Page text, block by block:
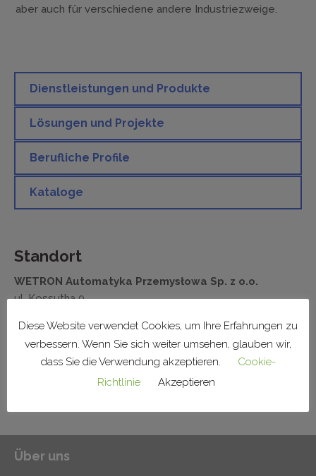
aber auch für verschiedene andere Industriezweige.
Dienstleistungen und Produkte
Lösungen und Projekte
Berufliche Profile
Kataloge
Standort
WETRON Automatyka Przemysłowa Sp. z o.o.
ul. Kossutha 9
Tel.: +48 791 133 446
Über uns
Diese Website verwendet Cookies, um Ihre Erfahrungen zu
verbessern. Wenn Sie sich weiter umsehen, glauben wir,
dass Sie die Verwendung akzeptieren.
Cookie-
Richtlinie
Akzeptieren